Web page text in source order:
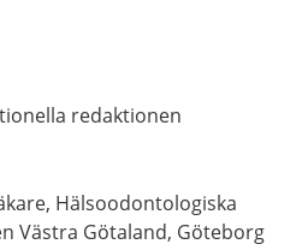
redaktionen
Hälsoodontologiska
Västra Götaland, Göteborg